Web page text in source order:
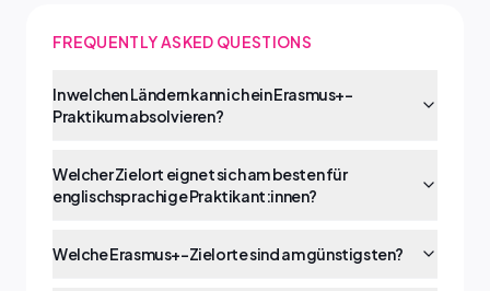
FREQUENTLY ASKED QUESTIONS
In welchen Ländern kann ich ein Erasmus+-
Praktikum absolvieren?
Welcher Zielort eignet sich am besten für
englischsprachige Praktikant:innen?
Welche Erasmus+-Zielorte sind am günstigsten?